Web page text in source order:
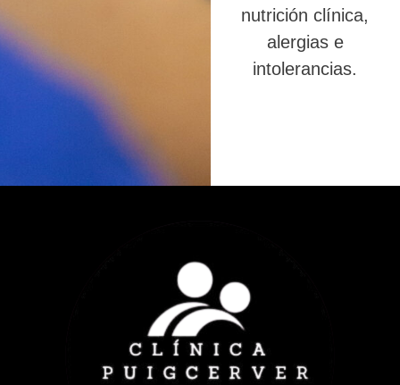
nutrición clínica,
alergias e
intolerancias.